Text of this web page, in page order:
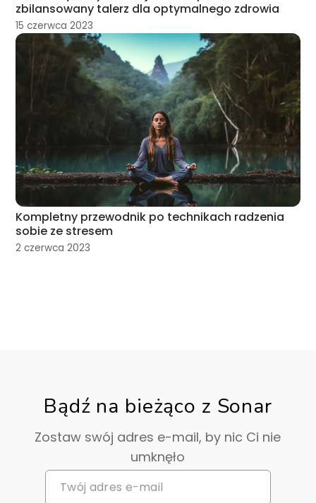
zbilansowany talerz dla optymalnego zdrowia
15 czerwca 2023
Kompletny przewodnik po technikach radzenia
sobie ze stresem
2 czerwca 2023
Bądź na bieżąco z Sonar
Zostaw swój adres e-mail, by nic Ci nie
umknęło